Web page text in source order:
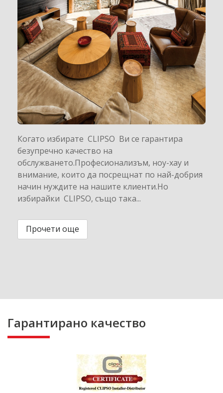
Когато избирате CLIPSO Ви се гарантира
безупречно качество на
обслужването.Професионализъм, ноу-хау и
внимание, които да посрещнат по най-добрия
начин нуждите на нашите клиенти.Но
избирайки CLIPSO, също така...
Прочети още
Гарантирано качество